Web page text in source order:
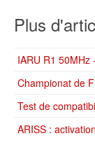
Plus
IARU R1
Championat de
Test de
ARISS :